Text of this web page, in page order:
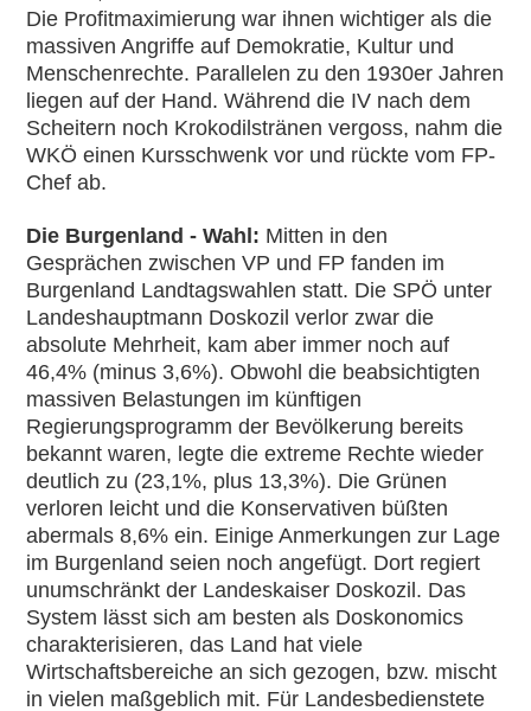
Die Profitmaximierung war ihnen wichtiger als die
massiven Angriffe auf Demokratie, Kultur und
Menschenrechte. Parallelen zu den 1930er Jahren
liegen auf der Hand. Während die IV nach dem
Scheitern noch Krokodilstränen vergoss, nahm die
WKÖ einen Kursschwenk vor und rückte vom FP-
Chef ab.
Die Burgenland - Wahl: Mitten in den
Gesprächen zwischen VP und FP fanden im
Burgenland Landtagswahlen statt. Die SPÖ unter
Landeshauptmann Doskozil verlor zwar die
absolute Mehrheit, kam aber immer noch auf
46,4% (minus 3,6%). Obwohl die beabsichtigten
massiven Belastungen im künftigen
Regierungsprogramm der Bevölkerung bereits
bekannt waren, legte die extreme Rechte wieder
deutlich zu (23,1%, plus 13,3%). Die Grünen
verloren leicht und die Konservativen büßten
abermals 8,6% ein. Einige Anmerkungen zur Lage
im Burgenland seien noch angefügt. Dort regiert
unumschränkt der Landeskaiser Doskozil. Das
System lässt sich am besten als Doskonomics
charakterisieren, das Land hat viele
Wirtschaftsbereiche an sich gezogen, bzw. mischt
in vielen maßgeblich mit. Für Landesbedienstete